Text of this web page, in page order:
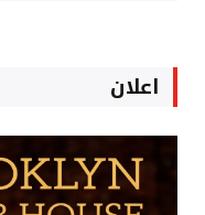
اعلان